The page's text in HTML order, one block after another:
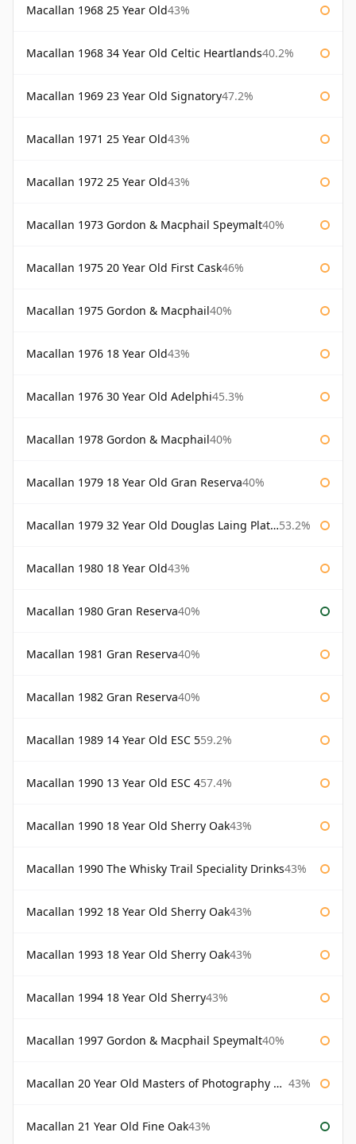
Macallan 1968 25 Year Old43%
Macallan 1968 34 Year Old Celtic Heartlands40.2%
Macallan 1969 23 Year Old Signatory47.2%
Macallan 1971 25 Year Old43%
Macallan 1972 25 Year Old43%
Macallan 1973 Gordon & Macphail Speymalt40%
Macallan 1975 20 Year Old First Cask46%
Macallan 1975 Gordon & Macphail40%
Macallan 1976 18 Year Old43%
Macallan 1976 30 Year Old Adelphi45.3%
Macallan 1978 Gordon & Macphail40%
Macallan 1979 18 Year Old Gran Reserva40%
Macallan 1979 32 Year Old Douglas Laing Platinum Platinum Selection 53.2%
Macallan 1980 18 Year Old43%
Macallan 1980 Gran Reserva40%
Macallan 1981 Gran Reserva40%
Macallan 1982 Gran Reserva40%
Macallan 1989 14 Year Old ESC 559.2%
Macallan 1990 13 Year Old ESC 457.4%
Macallan 1990 18 Year Old Sherry Oak43%
Macallan 1990 The Whisky Trail Speciality Drinks43%
Macallan 1992 18 Year Old Sherry Oak43%
Macallan 1993 18 Year Old Sherry Oak43%
Macallan 1994 18 Year Old Sherry43%
Macallan 1997 Gordon & Macphail Speymalt40%
Macallan 20 Year Old Masters of Photography Albert Watson 43%
Macallan 21 Year Old Fine Oak43%